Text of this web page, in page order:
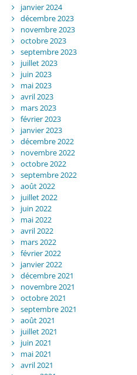
janvier 2024
décembre 2023
novembre 2023
octobre 2023
septembre 2023
juillet 2023
juin 2023
mai 2023
avril 2023
mars 2023
février 2023
janvier 2023
décembre 2022
novembre 2022
octobre 2022
septembre 2022
août 2022
juillet 2022
juin 2022
mai 2022
avril 2022
mars 2022
février 2022
janvier 2022
décembre 2021
novembre 2021
octobre 2021
septembre 2021
août 2021
juillet 2021
juin 2021
mai 2021
avril 2021